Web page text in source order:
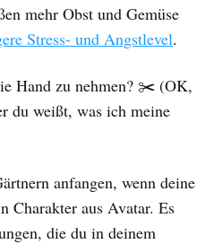
mehr Obst und Gemüse
Stress- und Angstlevel.
Hand zu nehmen? ✂️ (OK,
du weißt, was ich meine
anfangen, wenn deine
Charakter aus Avatar. Es
die du in deinem